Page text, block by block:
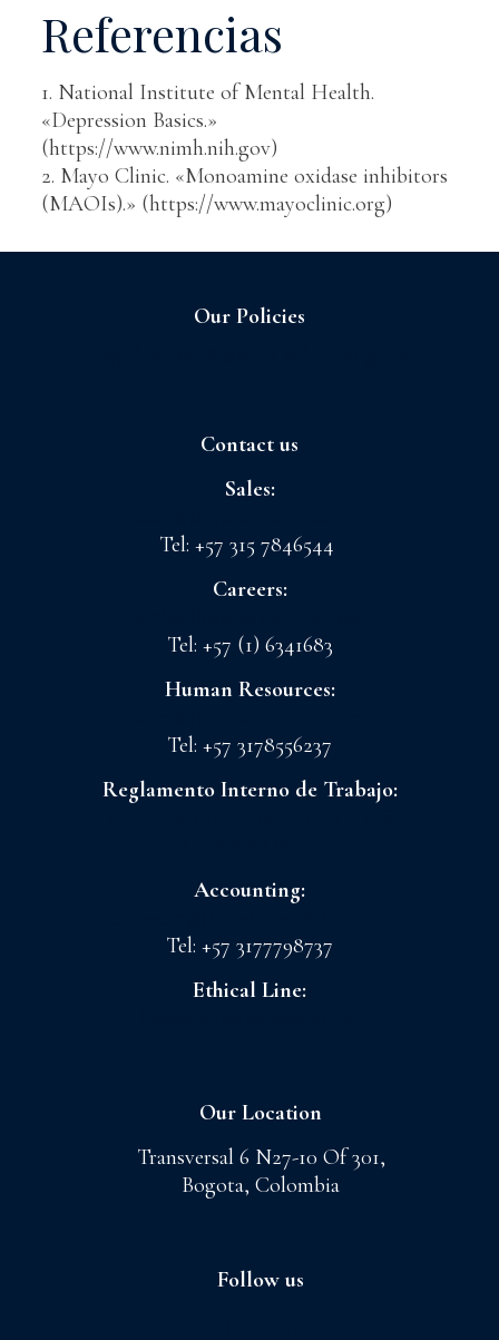
Referencias
1. National Institute of Mental Health.
«Depression Basics.»
(https://www.nimh.nih.gov)
2. Mayo Clinic. «Monoamine oxidase inhibitors
(MAOIs).» (https://www.mayoclinic.org)
Our Policies
Contact us
Sales:
Tel: +57 315 7846544
Careers:
Tel: +57 (1) 6341683
Human Resources:
Tel: +57 3178556237
Reglamento Interno de Trabajo:
Accounting:
Tel: +57 3177798737
Ethical Line:
Our Location
Transversal 6 N27-10 Of 301,
Bogota, Colombia
Follow us